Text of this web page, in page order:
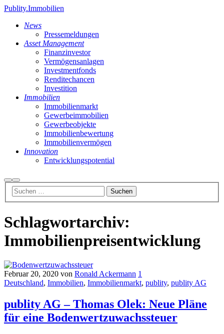
Publity.Immobilien
News
Pressemeldungen
Asset Management
Finanzinvestor
Vermögensanlagen
Investmentfonds
Renditechancen
Investition
Immobilien
Immobilienmarkt
Gewerbeimmobilien
Gewerbeobjekte
Immobilienbewertung
Immobilienvermögen
Innovation
Entwicklungspotential
Suchen
Hauptmenü
Schlagwortarchiv:
Immobilienpreisentwicklung
Februar 20, 2020 von Ronald Ackermann 1
Deutschland, Immobilien, Immobilienmarkt, publity, publity AG
publity AG – Thomas Olek: Neue Pläne
für eine Bodenwertzuwachssteuer